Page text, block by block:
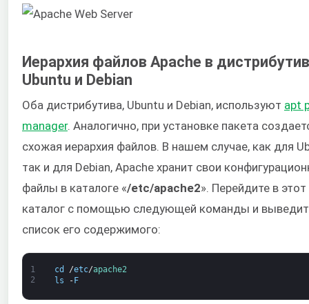
Иерархия файлов Apache в
Ubuntu и Debian
Оба дистрибутива, Ubuntu и Debian, используют apt
manager. Аналогично, при установке пакета
схожая иерархия файлов. В нашем случае, как для
так и для Debian, Apache хранит свои
файлы в каталоге «/etc/apache2». Перейдите в этот
каталог с помощью следующей команды и
список его содержимого:
1
2
cd /etc/apache2
ls
- F